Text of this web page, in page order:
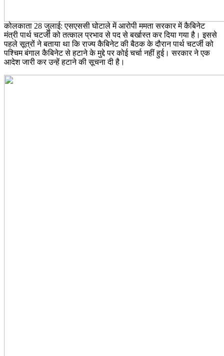
कोलकाता 28 जुलाई: एसएससी घोटाले में आरोपी ममता सरकार में कैबिनेट
मंत्री पार्थ चटर्जी को तत्काल प्रभाव से पद से बर्खास्त कर दिया गया है। इससे
पहले सूत्रों ने बताया था कि राज्य कैबिनेट की बैठक के दौरान पार्थ चटर्जी को
पश्चिम बंगाल कैबिनेट से हटाने के मुद्दे पर कोई चर्चा नहीं हुई। सरकार ने एक
आदेश जारी कर उन्हें हटाने की सूचना दी है।